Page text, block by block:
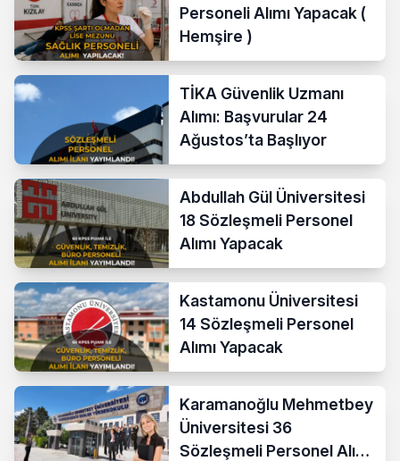
Personeli Alımı Yapacak (
Hemşire )
TİKA Güvenlik Uzmanı
Alımı: Başvurular 24
Ağustos’ta Başlıyor
Abdullah Gül Üniversitesi
18 Sözleşmeli Personel
Alımı Yapacak
Kastamonu Üniversitesi
14 Sözleşmeli Personel
Alımı Yapacak
Karamanoğlu Mehmetbey
Üniversitesi 36
Sözleşmeli Personel Alımı